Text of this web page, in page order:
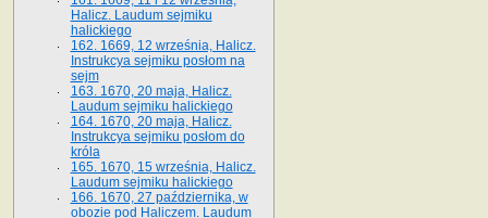
Halicz. Laudum sejmiku
halickiego
162. 1669, 12 września, Halicz.
Instrukcya sejmiku posłom na
sejm
163. 1670, 20 maja, Halicz.
Laudum sejmiku halickiego
164. 1670, 20 maja, Halicz.
Instrukcya sejmiku posłom do
króla
165. 1670, 15 września, Halicz.
Laudum sejmiku halickiego
166. 1670, 27 października, w
obozie pod Haliczem. Laudum